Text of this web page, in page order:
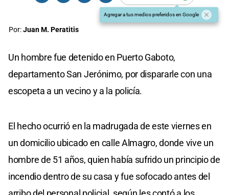
Agregar a tus medios preferidos en Google
Por:Juan M. Peratitis
Un hombre fue detenido en Puerto Gaboto,
departamento San Jerónimo, por dispararle con una
escopeta a un vecino y a la policía.
El hecho ocurrió en la madrugada de este viernes en
un domicilio ubicado en calle Almagro, donde vive un
hombre de 51 años, quien había sufrido un principio de
incendio dentro de su casa y fue sofocado antes del